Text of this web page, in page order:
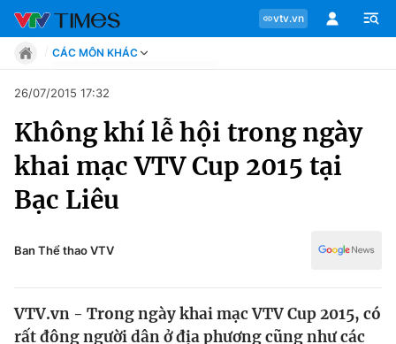
vtv.vn
Chuyên mục
Tin tức
Chân dung
CÁC MÔN KHÁC
Move
Phong cách
Chân dung
Sự kiện
Bóng đá
26/07/2015 17:32
Không khí lễ hội trong ngày
khai mạc VTV Cup 2015 tại
Bạc Liêu
Ban Thể thao VTV
VTV.vn - Trong ngày khai mạc VTV Cup 2015, có
rất đông người dân ở địa phương cũng như các